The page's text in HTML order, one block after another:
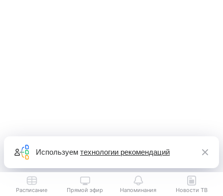
Расписание Прямой эфир Напоминания Новости ТВ
Используем технологии рекомендаций